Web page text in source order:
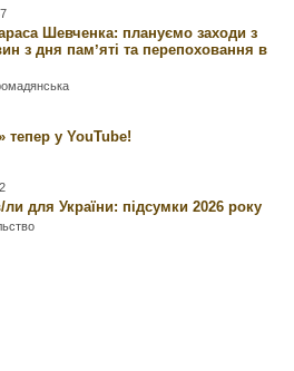
Шевченка: плануємо заходи з
з дня памʼяті та перепоховання в
тепер у YouTube!
для України: підсумки 2026 року